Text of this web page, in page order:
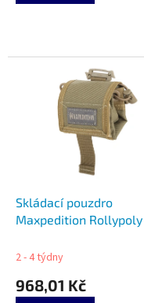
Skládací pouzdro
Maxpedition
2 - 4 týdny
968,01 Kč